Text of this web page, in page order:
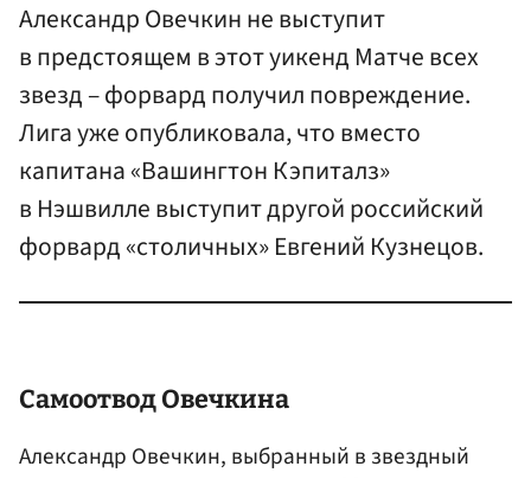
Александр Овечкин не выступит
в предстоящем в этот уикенд Матче всех
звезд – форвард получил повреждение.
Лига уже опубликовала, что вместо
капитана «Вашингтон Кэпиталз»
в Нэшвилле выступит другой российский
форвард «столичных» Евгений Кузнецов.
СамоотводОвечкина
Александр Овечкин, выбранный в звездный